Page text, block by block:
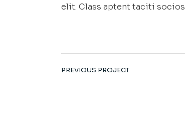
elit. Class aptent taciti
PREVIOUS PROJECT